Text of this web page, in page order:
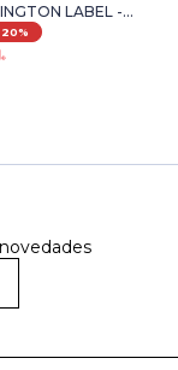
LABEL -
20